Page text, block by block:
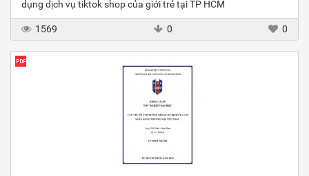
dụng dịch vụ tiktok shop của giới trẻ tại TP HCM
1569 0 0